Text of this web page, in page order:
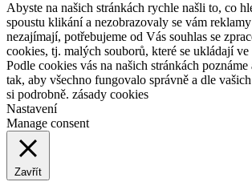
Abyste na našich stránkách rychle našli to, co
spoustu klikání a nezobrazovaly se vám
nezajímají, potřebujeme od Vás souhlas se
cookies, tj. malých souborů, které se ukládají
Podle cookies vás na našich stránkách
tak, aby všechno fungovalo správně a dle
si podrobně. zásady cookies
Nastavení
Manage consent
Zavřít